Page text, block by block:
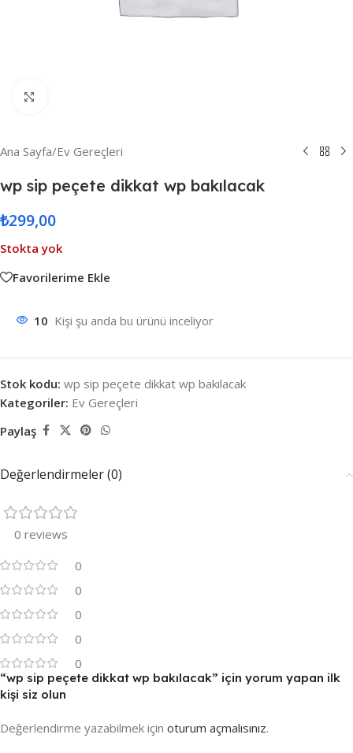
Ana Sayfa/Ev Gereçleri
wp sip peçete dikkat wp bakılacak
₺299,00
Stokta yok
Favorilerime Ekle
10 Kişi şu anda bu ürünü inceliyor
Stok kodu: wp sip peçete dikkat wp bakılacak
Kategoriler: Ev Gereçleri
Paylaş
Değerlendirmeler (0)
0 reviews
0
0
0
0
0
“wp sip peçete dikkat wp bakılacak” için yorum yapan ilk
kişi siz olun
Değerlendirme yazabilmek için oturum açmalısınız.